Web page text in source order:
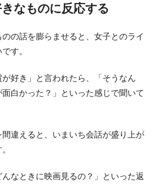
なものに反応する
の話を膨らませると、女子とのライ
す。
好き」と言われたら、「そうなん
白かった？」といった感じで聞いて
違えると、いまいち会話が盛り上が
なときに映画見るの？」といった返